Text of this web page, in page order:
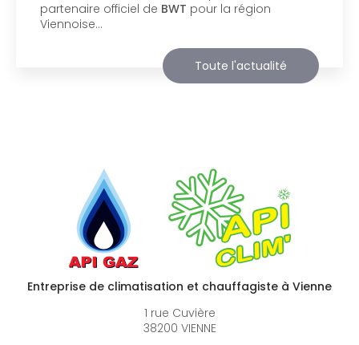
sociétéBIIM COM. Vous souhaitant une
Toute l'actualité
Entreprise de climatisation et chauffagiste à Vienne
1 rue Cuvière
38200 VIENNE